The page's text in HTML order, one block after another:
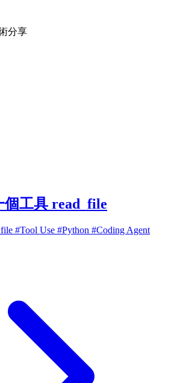
分享
個工具 read_file
#Tool Use #Python #Coding Agent